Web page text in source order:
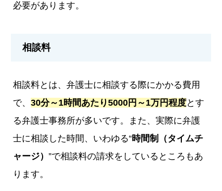
必要があります。
相談料
相談料とは、弁護士に相談する際にかかる費用
で、30分～1時間あたり5000円～1万円程度とす
る弁護士事務所が多いです。また、実際に弁護
士に相談した時間、いわゆる“時間制（タイムチ
ャージ）”で相談料の請求をしているところもあ
ります。